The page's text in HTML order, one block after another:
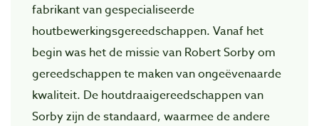
fabrikant van gespecialiseerde
houtbewerkingsgereedschappen. Vanaf het
begin was het de missie van Robert Sorby om
gereedschappen te maken van ongeëvenaarde
kwaliteit. De houtdraaigereedschappen van
Sorby zijn de standaard, waarmee de andere